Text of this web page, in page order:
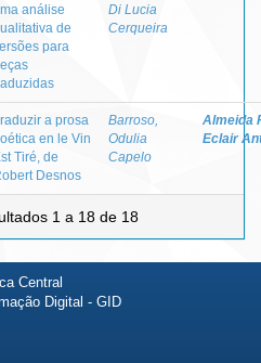
análise
de
para
Di Lucia
Cerqueira
a prosa
en le Vin
Tiré, de
Desnos
Barroso,
Odulia
Capelo
Almeida
Eclair
1 a 18 de 18
Central
Digital - GID